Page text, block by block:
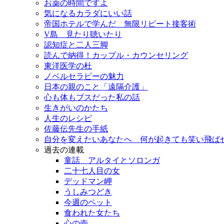
お薬の時間ですよ
気になるカラダにいい話
帝国ホテルで学んだ 無限リピート接客術
V島 見たり聴いたり
認知症と二人三脚
読んで納得！カップル・カウンセリング
東洋医学の杜
ノベルセラピーの魅力
日本の親のこと「遠隔介護」
心も体もブスだった私の話
生きがいのかたち
人生のレシピ
佐藤伝先生の手紙
自分を変えたいあなたへ 何が起きても笑い飛ば
過去の連載
童話 アルタイとソロンガ
二十七人目の女
デッドマン岬
うしみつどき
今週のペット
食われた女たち